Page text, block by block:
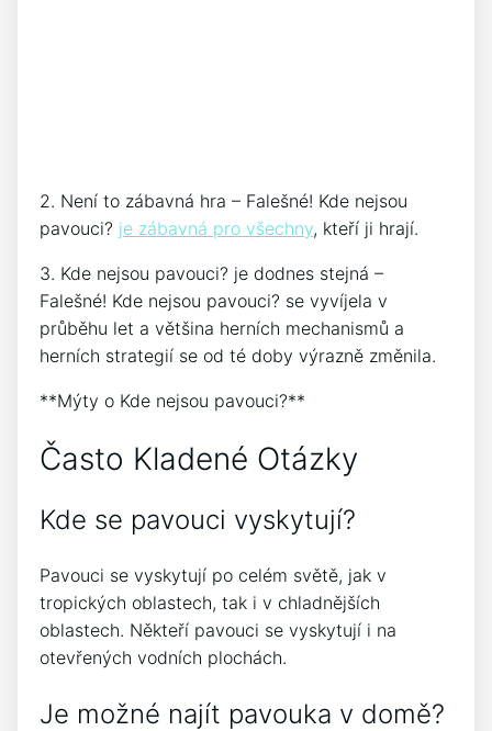
2. Není to zábavná hra – Falešné! Kde nejsou
pavouci? je zábavná pro všechny, kteří ji hrají.
3. Kde nejsou pavouci? je dodnes stejná –
Falešné! Kde nejsou pavouci? se vyvíjela v
průběhu let a většina herních mechanismů a
herních strategií se od té doby výrazně změnila.
**Mýty o Kde nejsou pavouci?**
Často Kladené Otázky
Kde se pavouci vyskytují?
Pavouci se vyskytují po celém světě, jak v
tropických oblastech, tak i v chladnějších
oblastech. Někteří pavouci se vyskytují i na
otevřených vodních plochách.
Je možné najít pavouka v domě?